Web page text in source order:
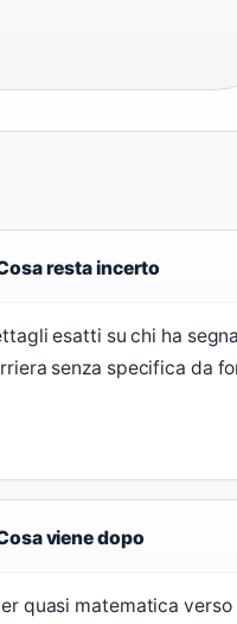
resta incerto
esatti su chi ha
senza specifica da
viene dopo
quasi matematica verso